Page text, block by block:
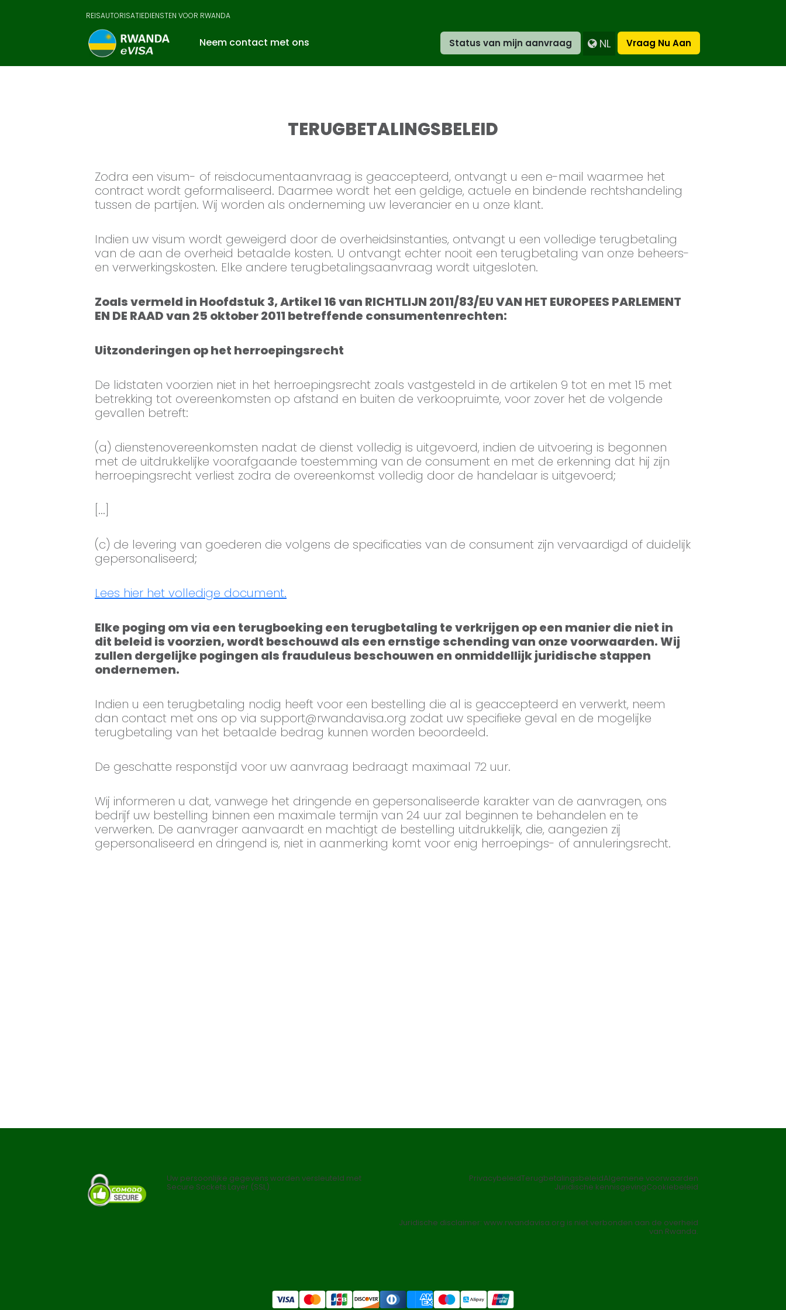
REISAUTORISATIEDIENSTEN VOOR RWANDA
Neem contact met ons Status van mijn aanvraag NL Vraag Nu Aan
TERUGBETALINGSBELEID
Zodra een visum- of reisdocumentaanvraag is geaccepteerd, ontvangt u een e-mail waarmee het
contract wordt geformaliseerd. Daarmee wordt het een geldige, actuele en bindende rechtshandeling
tussen de partijen. Wij worden als onderneming uw leverancier en u onze klant.
Indien uw visum wordt geweigerd door de overheidsinstanties, ontvangt u een volledige terugbetaling
van de aan de overheid betaalde kosten. U ontvangt echter nooit een terugbetaling van onze beheers-
en verwerkingskosten. Elke andere terugbetalingsaanvraag wordt uitgesloten.
Zoals vermeld in Hoofdstuk 3, Artikel 16 van RICHTLIJN 2011/83/EU VAN HET EUROPEES PARLEMENT
EN DE RAAD van 25 oktober 2011 betreffende consumentenrechten:
Uitzonderingen op het herroepingsrecht
De lidstaten voorzien niet in het herroepingsrecht zoals vastgesteld in de artikelen 9 tot en met 15 met
betrekking tot overeenkomsten op afstand en buiten de verkoopruimte, voor zover het de volgende
gevallen betreft:
(a) dienstenovereenkomsten nadat de dienst volledig is uitgevoerd, indien de uitvoering is begonnen
met de uitdrukkelijke voorafgaande toestemming van de consument en met de erkenning dat hij zijn
herroepingsrecht verliest zodra de overeenkomst volledig door de handelaar is uitgevoerd;
[...]
(c) de levering van goederen die volgens de specificaties van de consument zijn vervaardigd of duidelijk
gepersonaliseerd;
Lees hier het volledige document.
Elke poging om via een terugboeking een terugbetaling te verkrijgen op een manier die niet in
dit beleid is voorzien, wordt beschouwd als een ernstige schending van onze voorwaarden. Wij
zullen dergelijke pogingen als frauduleus beschouwen en onmiddellijk juridische stappen
ondernemen.
Indien u een terugbetaling nodig heeft voor een bestelling die al is geaccepteerd en verwerkt, neem
dan contact met ons op via support@rwandavisa.org zodat uw specifieke geval en de mogelijke
terugbetaling van het betaalde bedrag kunnen worden beoordeeld.
De geschatte responstijd voor uw aanvraag bedraagt maximaal 72 uur.
Wij informeren u dat, vanwege het dringende en gepersonaliseerde karakter van de aanvragen, ons
bedrijf uw bestelling binnen een maximale termijn van 24 uur zal beginnen te behandelen en te
verwerken. De aanvrager aanvaardt en machtigt de bestelling uitdrukkelijk, die, aangezien zij
gepersonaliseerd en dringend is, niet in aanmerking komt voor enig herroepings- of annuleringsrecht.
Uw persoonlijke gegevens worden versleuteld met
Secure Sockets Layer (SSL).
PrivacybeleidTerugbetalingsbeleidAlgemene voorwaarden
Juridische kennisgevingCookiebeleid
Juridische disclaimer: www.rwandavisa.org is niet verbonden aan de overheid
van Rwanda.